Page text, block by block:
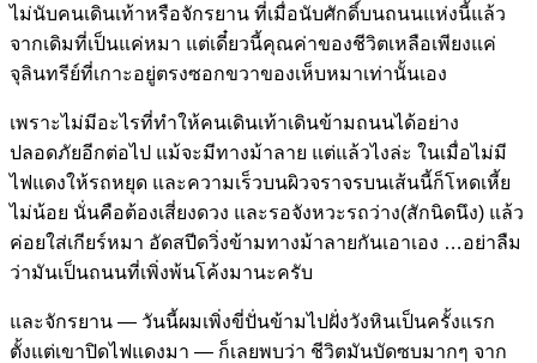
ไม่นับคนเดินเท้าหรือจักรยาน ที่เมื่อนับศักดิ์บนถนนแห่งนี้แล้ว
จากเดิมที่เป็นแค่หมา แต่เดี๋ยวนี้คุณค่าของชีวิตเหลือเพียงแค่
จุลินทรีย์ที่เกาะอยู่ตรงซอกขวาของเห็บหมาเท่านั้นเอง
เพราะไม่มีอะไรที่ทำให้คนเดินเท้าเดินข้ามถนนได้อย่าง
ปลอดภัยอีกต่อไป แม้จะมีทางม้าลาย แต่แล้วไงล่ะ ในเมื่อไม่มี
ไฟแดงให้รถหยุด และความเร็วบนผิวจราจรบนเส้นนี้ก็โหดเหี้ย
ไม่น้อย นั่นคือต้องเสี่ยงดวง และรอจังหวะรถว่าง(สักนิดนึง) แล้ว
ค่อยใส่เกียร์หมา อัดสปีดวิ่งข้ามทางม้าลายกันเอาเอง …อย่าลืม
ว่ามันเป็นถนนที่เพิ่งพ้นโค้งมานะครับ
และจักรยาน — วันนี้ผมเพิ่งขี่ปั่นข้ามไปฝั่งวังหินเป็นครั้งแรก
ตั้งแต่เขาปิดไฟแดงมา — ก็เลยพบว่า ชีวิตมันบัดซบมากๆ จาก